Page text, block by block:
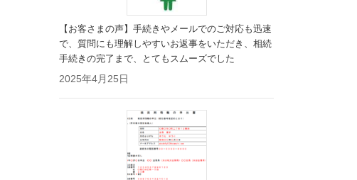
【お客さまの声】手続きやメールでのご対応も迅速
で、質問にも理解しやすいお返事をいただき、相続
手続きの完了まで、とてもスムーズでした
2025年4月25日